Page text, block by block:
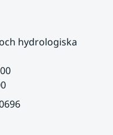
hydrologiska